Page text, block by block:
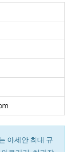
아세안 최대 규